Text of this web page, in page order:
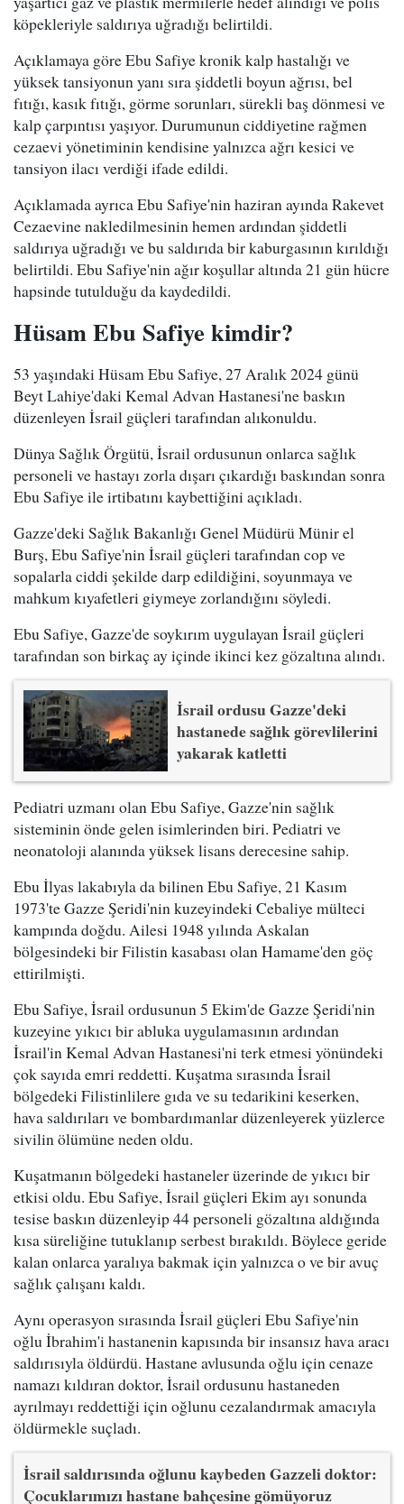
köpekleriyle saldırıya uğradığı belirtildi.
Açıklamaya göre Ebu Safiye kronik kalp hastalığı ve
yüksek tansiyonun yanı sıra şiddetli boyun ağrısı, bel
fıtığı, kasık fıtığı, görme sorunları, sürekli baş dönmesi ve
kalp çarpıntısı yaşıyor. Durumunun ciddiyetine rağmen
cezaevi yönetiminin kendisine yalnızca ağrı kesici ve
tansiyon ilacı verdiği ifade edildi.
Açıklamada ayrıca Ebu Safiye'nin haziran ayında Rakevet
Cezaevine nakledilmesinin hemen ardından şiddetli
saldırıya uğradığı ve bu saldırıda bir kaburgasının kırıldığı
belirtildi. Ebu Safiye'nin ağır koşullar altında 21 gün hücre
hapsinde tutulduğu da kaydedildi.
Hüsam Ebu Safiye kimdir?
53 yaşındaki Hüsam Ebu Safiye, 27 Aralık 2024 günü
Beyt Lahiye'daki Kemal Advan Hastanesi'ne baskın
düzenleyen İsrail güçleri tarafından alıkonuldu.
Dünya Sağlık Örgütü, İsrail ordusunun onlarca sağlık
personeli ve hastayı zorla dışarı çıkardığı baskından sonra
Ebu Safiye ile irtibatını kaybettiğini açıkladı.
Gazze'deki Sağlık Bakanlığı Genel Müdürü Münir el
Burş, Ebu Safiye'nin İsrail güçleri tarafından cop ve
sopalarla ciddi şekilde darp edildiğini, soyunmaya ve
mahkum kıyafetleri giymeye zorlandığını söyledi.
Ebu Safiye, Gazze'de soykırım uygulayan İsrail güçleri
tarafından son birkaç ay içinde ikinci kez gözaltına alındı.
İsrail ordusu Gazze'deki
hastanede sağlık görevlilerini
yakarak katletti
Pediatri uzmanı olan Ebu Safiye, Gazze'nin sağlık
sisteminin önde gelen isimlerinden biri. Pediatri ve
neonatoloji alanında yüksek lisans derecesine sahip.
Ebu İlyas lakabıyla da bilinen Ebu Safiye, 21 Kasım
1973'te Gazze Şeridi'nin kuzeyindeki Cebaliye mülteci
kampında doğdu. Ailesi 1948 yılında Askalan
bölgesindeki bir Filistin kasabası olan Hamame'den göç
ettirilmişti.
Ebu Safiye, İsrail ordusunun 5 Ekim'de Gazze Şeridi'nin
kuzeyine yıkıcı bir abluka uygulamasının ardından
İsrail'in Kemal Advan Hastanesi'ni terk etmesi yönündeki
çok sayıda emri reddetti. Kuşatma sırasında İsrail
bölgedeki Filistinlilere gıda ve su tedarikini keserken,
hava saldırıları ve bombardımanlar düzenleyerek yüzlerce
sivilin ölümüne neden oldu.
Kuşatmanın bölgedeki hastaneler üzerinde de yıkıcı bir
etkisi oldu. Ebu Safiye, İsrail güçleri Ekim ayı sonunda
tesise baskın düzenleyip 44 personeli gözaltına aldığında
kısa süreliğine tutuklanıp serbest bırakıldı. Böylece geride
kalan onlarca yaralıya bakmak için yalnızca o ve bir avuç
sağlık çalışanı kaldı.
Aynı operasyon sırasında İsrail güçleri Ebu Safiye'nin
oğlu İbrahim'i hastanenin kapısında bir insansız hava aracı
saldırısıyla öldürdü. Hastane avlusunda oğlu için cenaze
namazı kıldıran doktor, İsrail ordusunu hastaneden
ayrılmayı reddettiği için oğlunu cezalandırmak amacıyla
öldürmekle suçladı.
İsrail saldırısında oğlunu kaybeden Gazzeli doktor:
Çocuklarımızı hastane bahçesine gömüyoruz